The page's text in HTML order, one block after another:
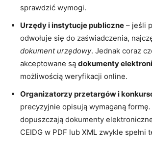
sprawdzić wymogi.
Urzędy i instytucje publiczne – jeśli
odwołuje się do zaświadczenia,
dokument urzędowy. Jednak coraz
akceptowane są dokumenty
możliwością weryfikacji online.
Organizatorzy przetargów i
precyzyjnie opisują wymaganą
dopuszczają dokumenty
CEIDG w PDF lub XML zwykle spełni